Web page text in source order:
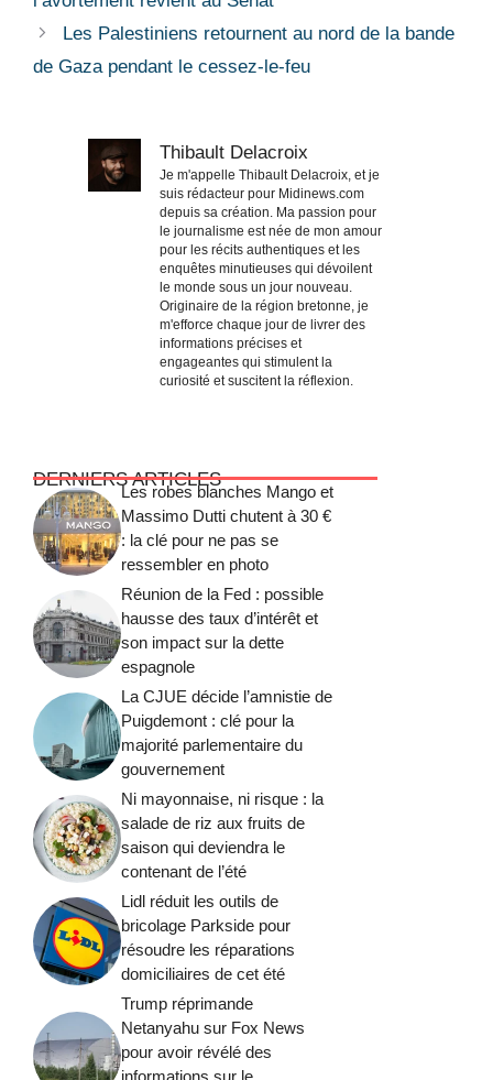
Les Palestiniens retournent au nord de la bande
de Gaza pendant le cessez-le-feu
Thibault Delacroix
Je m'appelle Thibault Delacroix, et je
suis rédacteur pour Midinews.com
depuis sa création. Ma passion pour
le journalisme est née de mon amour
pour les récits authentiques et les
enquêtes minutieuses qui dévoilent
le monde sous un jour nouveau.
Originaire de la région bretonne, je
m'efforce chaque jour de livrer des
informations précises et
engageantes qui stimulent la
curiosité et suscitent la réflexion.
DERNIERS ARTICLES
Les robes blanches Mango et
Massimo Dutti chutent à 30 €
: la clé pour ne pas se
ressembler en photo
Réunion de la Fed : possible
hausse des taux d’intérêt et
son impact sur la dette
espagnole
La CJUE décide l’amnistie de
Puigdemont : clé pour la
majorité parlementaire du
gouvernement
Ni mayonnaise, ni risque : la
salade de riz aux fruits de
saison qui deviendra le
contenant de l’été
Lidl réduit les outils de
bricolage Parkside pour
résoudre les réparations
domiciliaires de cet été
Trump réprimande
Netanyahu sur Fox News
pour avoir révélé des